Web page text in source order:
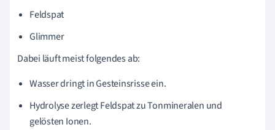
Feldspat
Glimmer
Dabei läuft meist folgendes ab:
Wasser dringt in Gesteinsrisse ein.
Hydrolyse zerlegt Feldspat zu Tonmineralen und
gelösten Ionen.